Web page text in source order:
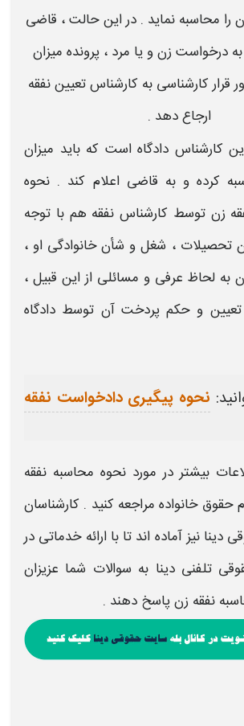
را محاسبه نماید . در این حالت ، قاضی
درخواست زن و یا مرد ، پرونده میزان
قرار کارشناسی به کارشناس تعیین نفقه
ارجاع دهد .
کارشناس دادگاه است که باید میزان
کرده و به قاضی اعلام کند . نحوه
زنتوسط کارشناس نفقه هم با توجه
تحصیلات ، شغل و شأن خانوادگی او ،
به لحاظ عرفی و مسائلی از این قبیل ،
تعیین و حکم پردخت آن توسط دادگاه
نحوه پیگیری دادخواست نفقه
بیشتر در مورد نحوه محاسبه نفقه
حقوق خانواده مراجعه کنید . کارشناسان
دینا نیز آماده اند تا با ارائه خدماتی در
تلفنی دینا به سوالات شما عزیزان
نفقه زنپاسخ دهند .